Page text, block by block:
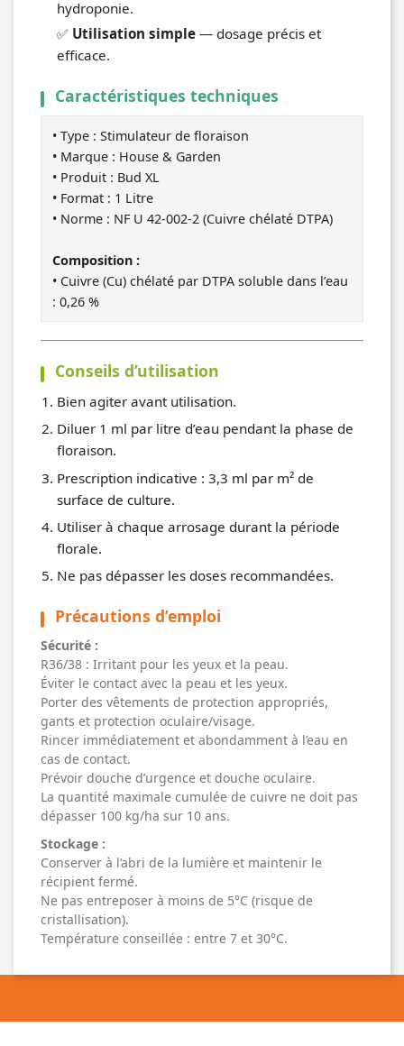
hydroponie.
✅ Utilisation simple — dosage précis et
efficace.
Caractéristiques techniques
• Type : Stimulateur de floraison
• Marque : House & Garden
• Produit : Bud XL
• Format : 1 Litre
• Norme : NF U 42-002-2 (Cuivre chélaté DTPA)
Composition :
• Cuivre (Cu) chélaté par DTPA soluble dans l’eau
: 0,26 %
Conseils d’utilisation
Bien agiter avant utilisation.
Diluer 1 ml par litre d’eau pendant la phase de
floraison.
Prescription indicative : 3,3 ml par m² de
surface de culture.
Utiliser à chaque arrosage durant la période
florale.
Ne pas dépasser les doses recommandées.
Précautions d’emploi
Sécurité :
R36/38 : Irritant pour les yeux et la peau.
Éviter le contact avec la peau et les yeux.
Porter des vêtements de protection appropriés,
gants et protection oculaire/visage.
Rincer immédiatement et abondamment à l’eau en
cas de contact.
Prévoir douche d’urgence et douche oculaire.
La quantité maximale cumulée de cuivre ne doit pas
dépasser 100 kg/ha sur 10 ans.
Stockage :
Conserver à l’abri de la lumière et maintenir le
récipient fermé.
Ne pas entreposer à moins de 5°C (risque de
cristallisation).
Température conseillée : entre 7 et 30°C.